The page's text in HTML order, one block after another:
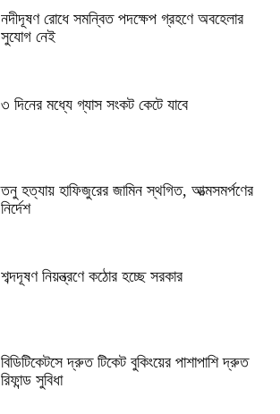
নদীদূষণ রোধে সমন্বিত পদক্ষেপ গ্রহণে অবহেলার
সুযোগ নেই
৩ দিনের মধ্যে গ্যাস সংকট কেটে যাবে
তনু হত্যায় হাফিজুরের জামিন স্থগিত, আত্মসমর্পণের
নির্দেশ
শব্দদূষণ নিয়ন্ত্রণে কঠোর হচ্ছে সরকার
বিডিটিকেটসে দ্রুত টিকেট বুকিংয়ের পাশাপাশি দ্রুত
রিফান্ড সুবিধা